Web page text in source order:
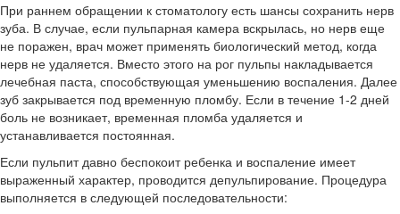
При раннем обращении к стоматологу есть шансы сохранить нерв
зуба. В случае, если пульпарная камера вскрылась, но нерв еще
не поражен, врач может применять биологический метод, когда
нерв не удаляется. Вместо этого на рог пульпы накладывается
лечебная паста, способствующая уменьшению воспаления. Далее
зуб закрывается под временную пломбу. Если в течение 1-2 дней
боль не возникает, временная пломба удаляется и
устанавливается постоянная.
Если пульпит давно беспокоит ребенка и воспаление имеет
выраженный характер, проводится депульпирование. Процедура
выполняется в следующей последовательности: